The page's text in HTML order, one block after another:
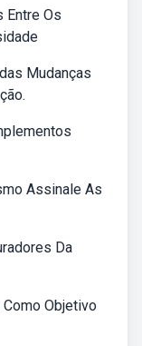
Entre Os
Mudanças
Assinale As
Da
Objetivo